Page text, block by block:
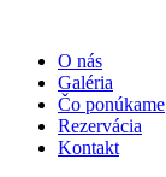
O nás
Galéria
Čo ponúkame
Rezervácia
Kontakt